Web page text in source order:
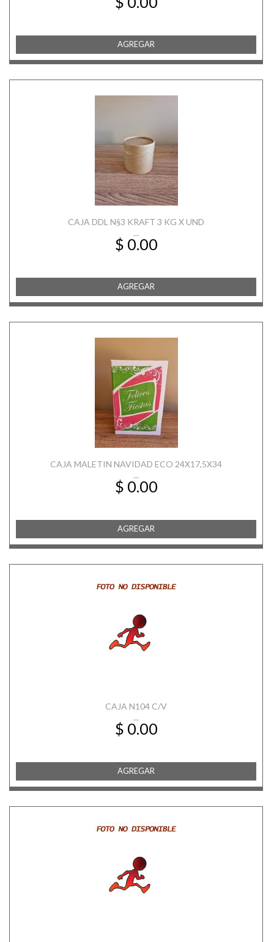
AGREGAR
CAJA DDL N§3 KRAFT 3 KG X UND
...
$ 0.00
AGREGAR
CAJA MALETIN NAVIDAD ECO 24X17,5X34
...
$ 0.00
AGREGAR
CAJA N104 C/V
...
$ 0.00
AGREGAR